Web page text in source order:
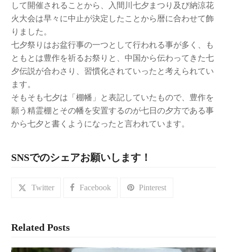
して開催されることから、入間川七夕まつり及び納涼花
火大会は早々に中止が決定したことから暦に合わせて飾
りました。
七夕祭りはお盆行事の一つとして行われる事が多く、も
ともとは豊作を祈るお祭りと、中国から伝わってきた七
夕伝説が合わさり、習慣化されていったと考えられてい
ます。
そもそも七夕は「棚幡」と表記していたもので、豊作を
願う精霊棚とその幡を安置するのが七日の夕方である事
から七夕と書くようになったと言われています。
SNSでのシェアお願いします！
Twitter Facebook Pinterest
Related Posts